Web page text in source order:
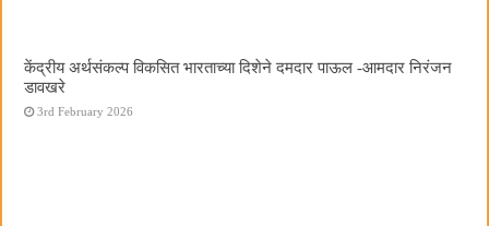
केंद्रीय अर्थसंकल्प विकसित भारताच्या दिशेने दमदार पाऊल -आमदार निरंजन
डावखरे
3rd February 2026